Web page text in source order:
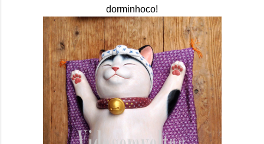
dorminhoco!